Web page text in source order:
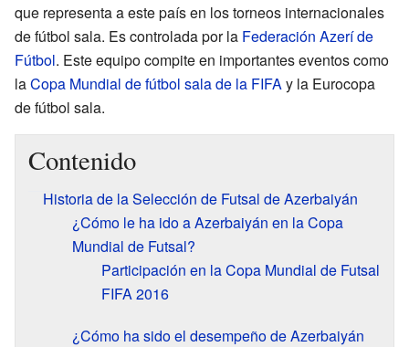
que representa a este país en los torneos internacionales
de fútbol sala. Es controlada por la Federación Azerí de
Fútbol. Este equipo compite en importantes eventos como
laCopa Mundial de fútbol sala de la FIFAy la Eurocopa
de fútbol sala.
Contenido
Historia de la Selección de Futsal de Azerbaiyán
¿Cómo le ha ido a Azerbaiyán en la Copa
Mundial de Futsal?
Participación en la Copa Mundial de Futsal
FIFA 2016
¿Cómo ha sido el desempeño de Azerbaiyán